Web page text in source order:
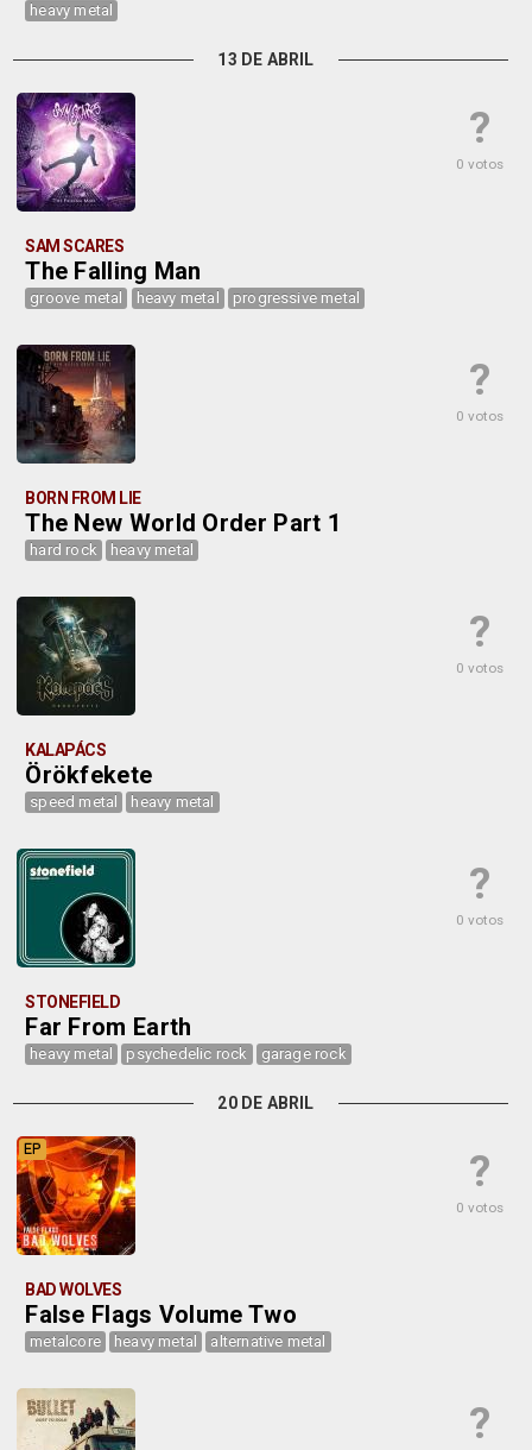
heavy metal
13 DE ABRIL
?
0 votos
SAM SCARES
The Falling Man
groove metal heavy metal progressive metal
?
0 votos
BORN FROM LIE
The New World Order Part 1
hard rock heavy metal
?
0 votos
KALAPÁCS
Örökfekete
speed metal heavy metal
?
0 votos
STONEFIELD
Far From Earth
heavy metal psychedelic rock garage rock
20 DE ABRIL
?
0 votos
EP
BAD WOLVES
False Flags Volume Two
metalcore heavy metal alternative metal
?